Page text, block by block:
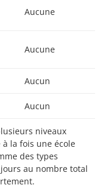
Aucune
Aucune
Aucun
Aucun
niveaux
la fois une école
des types
au nombre total